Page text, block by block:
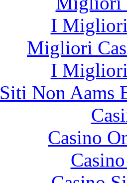
I
Migliori
I
Siti Non Aams
Casino